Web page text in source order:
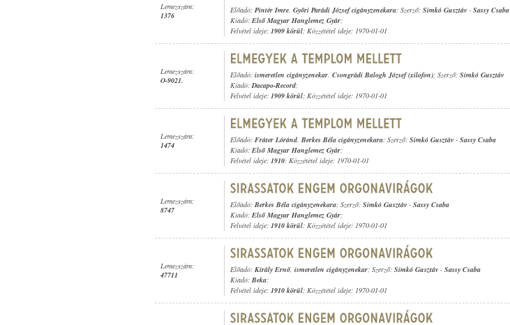
Lemezszám:
1376
Előadó: Pintér Imre, Győri Parádi József cigányzenekara; Szerző: Simkó Gusztáv - Sassy Csaba
Kiadó: Első Magyar Hanglemez Gyár;
Felvétel ideje: 1909 körül; Közzététel ideje: 1970-01-01
Lemezszám:
O-9021.
Előadó: ismeretlen cigányzenekar, Csongrádi Balogh József (xilofon); Szerző: Simkó Gusztáv
Kiadó:Dacapo-Record;
Felvétel ideje: 1909 körül; Közzététel ideje: 1970-01-01
Lemezszám:
1474
Előadó: Fráter Lóránd, Berkes Béla cigányzenekara; Szerző: Simkó Gusztáv - Sassy Csaba
Kiadó: Első Magyar Hanglemez Gyár;
Felvétel ideje: 1910; Közzététel ideje: 1970-01-01
Lemezszám:
8747
Előadó: Berkes Béla cigányzenekara; Szerző: Simkó Gusztáv - Sassy Csaba
Kiadó: Első Magyar Hanglemez Gyár;
Felvétel ideje: 1910 körül; Közzététel ideje: 1970-01-01
Lemezszám:
47711
Előadó: Király Ernő, ismeretlen cigányzenekar; Szerző: Simkó Gusztáv - Sassy Csaba
Kiadó: Beka;
Felvétel ideje: 1910 körül; Közzététel ideje: 1970-01-01